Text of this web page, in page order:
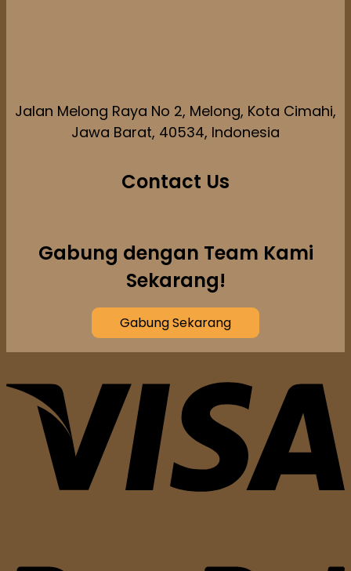
Jalan Melong Raya No 2, Melong, Kota Cimahi,
Jawa Barat, 40534, Indonesia
Contact Us
Gabung dengan Team Kami
Sekarang!
Gabung Sekarang